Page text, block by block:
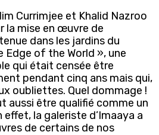
Currimjee et Khalid Nazroo
la mise en œuvre de
dans les jardins du
Edge of the World », une
qui était censée être
pendant cinq ans mais qui,
oubliettes. Quel dommage !
aussi être qualifié comme un
effet, la galeriste d’Imaaya a
de certains de nos